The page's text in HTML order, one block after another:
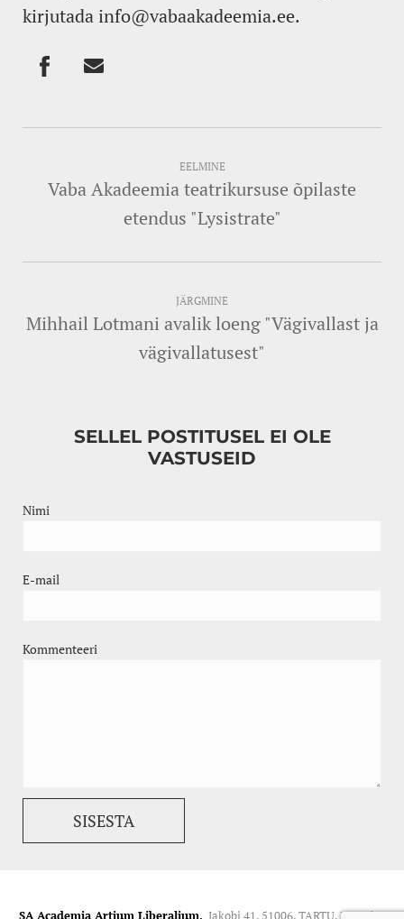
kirjutada info@vabaakadeemia.ee.
EELMINE
Vaba Akadeemia teatrikursuse õpilaste
etendus "Lysistrate"
JÄRGMINE
Mihhail Lotmani avalik loeng "Vägivallast ja
vägivallatusest"
SELLEL POSTITUSEL EI OLE
VASTUSEID
Nimi
E-mail
Kommenteeri
SA Academia Artium Liberalium. Jakobi 41, 51006, TARTU. Kontakt: